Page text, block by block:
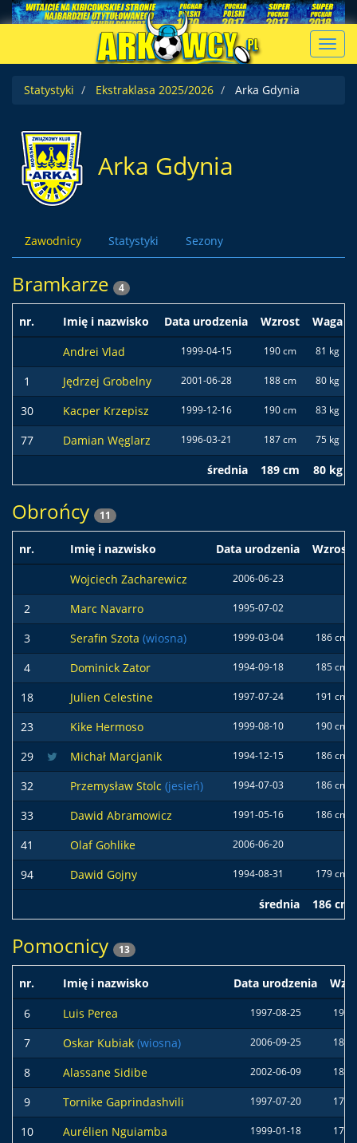
Statystyki
Ekstraklasa 2025/2026 Arka Gdynia
Arka Gdynia
Zawodnicy Statystyki Sezony
Bramkarze 4
nr. Imię i nazwisko Data urodzenia Wzrost Waga
Andrei Vlad
1999-04-15 190 cm 81 kg
1 Jędrzej Grobelny 2001-06-28 188 cm 80 kg
30 Kacper Krzepisz 1999-12-16 190 cm 83 kg
77 Damian Węglarz 1996-03-21 187 cm 75 kg
średnia 189 cm 80 kg
Obrońcy 11
nr. Imię i nazwisko Data urodzenia
Wzrost
Wojciech Zacharewicz
2006-06-23
2 Marc Navarro 1995-07-02
3 Serafin Szota (wiosna) 1999-03-04 186 cm
4 Dominick Zator 1994-09-18 185 cm
18 Julien Celestine 1997-07-24 191 cm
23 Kike Hermoso 1999-08-10 190 cm
29 Michał Marcjanik 1994-12-15 186 cm
32 Przemysław Stolc (jesień) 1994-07-03 186 cm
33 Dawid Abramowicz 1991-05-16 186 cm
41 Olaf Gohlike 2006-06-20
94 Dawid Gojny 1994-08-31 179 cm
średnia 186 cm
Pomocnicy 13
nr. Imię i nazwisko Data urodzenia
6
Luis Perea 1997-08-25 191
7 Oskar Kubiak (wiosna) 2006-09-25 181
8 Alassane Sidibe 2002-06-09 180
9 Tornike Gaprindashvili 1997-07-20 171
10 Aurélien Nguiamba 1999-01-18 179